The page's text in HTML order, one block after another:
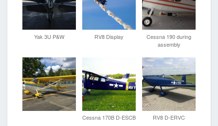
Yak 3U P&W RV8 Display
Cessna 190 during
assembly
Cessna 170B D-ESCB RV8 D-ERVC